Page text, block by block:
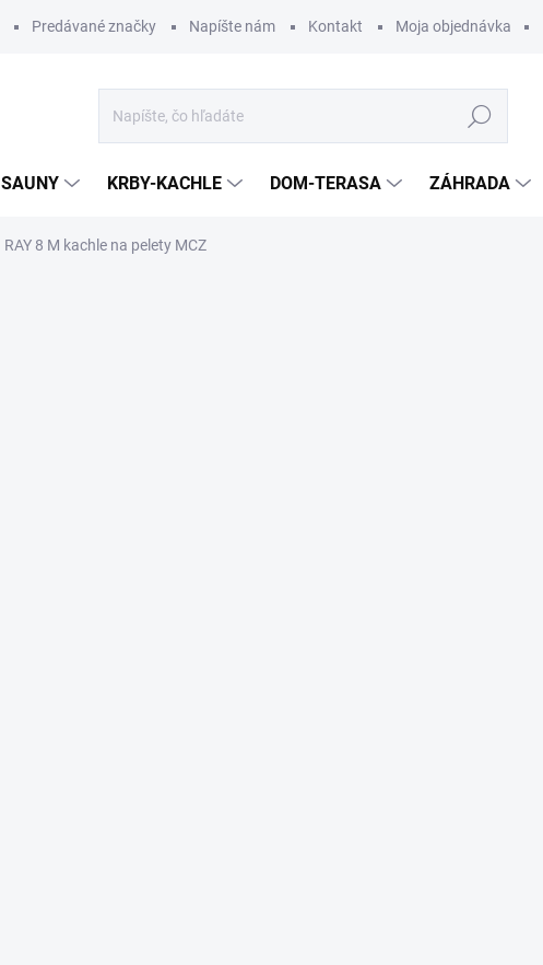
Predávané značky Napíšte nám Kontakt Moja objednávka
Hľadať
SAUNY KRBY-KACHLE DOM-TERASA ZÁHRADA
RAY 8 M kachle na pelety MCZ